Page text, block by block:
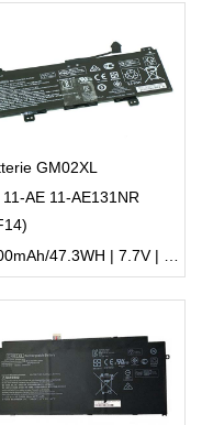
GM02XL
11-AE 11-AE131NR
6000mAh/47.3WH | 7.7V | Li-ion ...